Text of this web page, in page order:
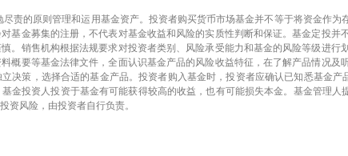
责的原则管理和运用基金资产。投资者购买货币市场基金并不等于将资金作
基金募集的注册，不代表对基金收益和风险的实质性判断和保证。基金定投并
。销售机构根据法规要求对投资者类别、风险承受能力和基金的风险等级进行
概要等基金法律文件，全面认识基金产品的风险收益特征，在了解产品情况及
决策，选择合适的基金产品。投资者购入基金时，投资者应确认已知悉基金产
金投资人投资于基金有可能获得较高的收益，也有可能损失本金。基金管理人
资风险，由投资者自行负责。